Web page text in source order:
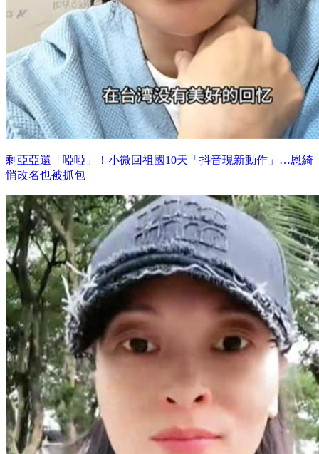
剩亞亞還「啞啞」！小微回祖國10天「抖音現新動作」…恩綺
悄改名也被抓包